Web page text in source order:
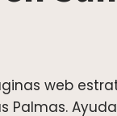
web
Palmas.